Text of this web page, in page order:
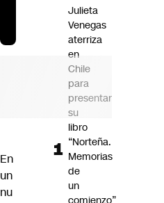
En
un
nu
Julieta
Venegas
aterriza
en
Chile
para
presentar
su
libro
“Norteña.
Memorias
de
un
comienzo”